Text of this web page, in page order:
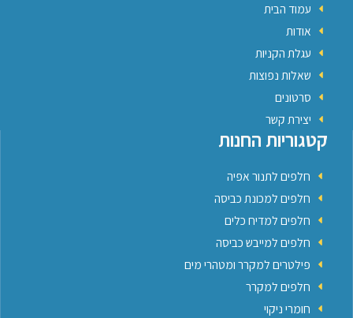
עמוד הבית
אודות
עגלת הקניות
שאלות נפוצות
סרטונים
יצירת קשר
קטגוריות החנות
חלפים לתנור אפיה
חלפים למכונת כביסה
חלפים למדיח כלים
חלפים למייבש כביסה
פילטרים למקרר ומטהרי מים
חלפים למקרר
חומרי ניקוי